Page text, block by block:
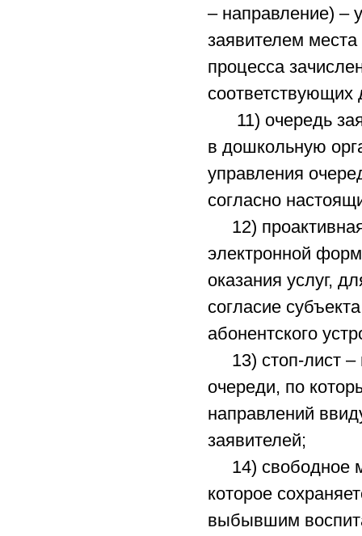
– направление) –
заявителем
процесса
соответствующих
11) очередь
в дошкольную
управления
согласно
12) проактивная
электронной
оказания услуг,
согласие
абонентского
13) стоп-лист –
очереди, по
направлений
заявителей;
14) свободное
которое
выбывшим